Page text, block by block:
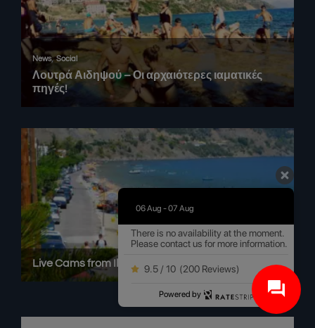
06 Aug - 07 Aug
There is no availability at the moment.
Please contact us for more information.
9.5 / 10 (200 Reviews)
Powered by